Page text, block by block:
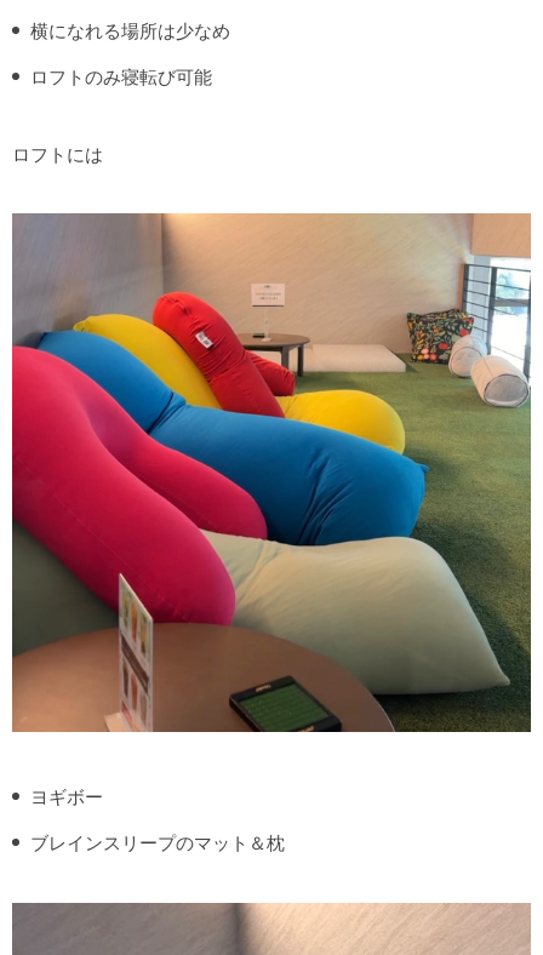
横になれる場所は少なめ
ロフトのみ寝転び可能
ロフトには
ヨギボー
ブレインスリープのマット＆枕